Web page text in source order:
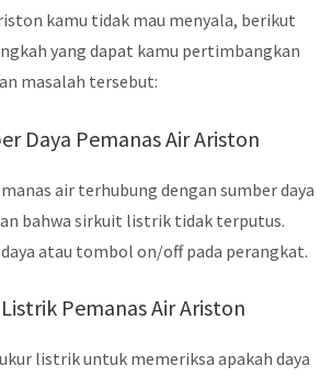
kamu tidak mau menyala, berikut
yang dapat kamu pertimbangkan
masalah tersebut:
Daya Pemanas Air Ariston
air terhubung dengan sumber daya
bahwa sirkuit listrik tidak terputus.
atau tombol on/off pada perangkat.
Pemanas Air Ariston
listrik untuk memeriksa apakah daya